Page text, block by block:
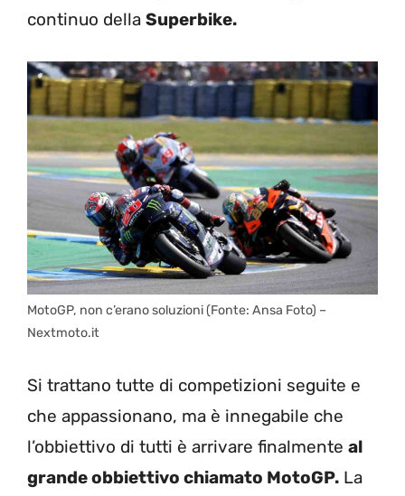
continuo della Superbike.
MotoGP, non c’erano soluzioni (Fonte: Ansa Foto) –
Nextmoto.it
Si trattano tutte di competizioni seguite e
che appassionano, ma è innegabile che
l’obbiettivo di tutti è arrivare finalmente al
grande obbiettivo chiamato MotoGP. La